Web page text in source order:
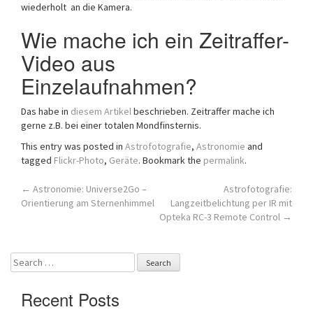
wiederholt an die Kamera.
Wie mache ich ein Zeitraffer-
Video aus
Einzelaufnahmen?
Das habe in diesem Artikelbeschrieben. Zeitraffer mache ich
gerne z.B. bei einer totalen Mondfinsternis.
This entry was posted in Astrofotografie, Astronomie and
tagged Flickr-Photo, Geräte. Bookmark the permalink.
Post
← Astronomie: Universe2Go –
Orientierung am Sternenhimmel
Astrofotografie:
Langzeitbelichtung per IR mit
Opteka RC-3 Remote Control →
Search
for:
Recent Posts